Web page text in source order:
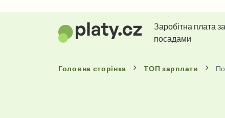
Заробітна плата за
посадами
Головна сторінка ТОП зарплати